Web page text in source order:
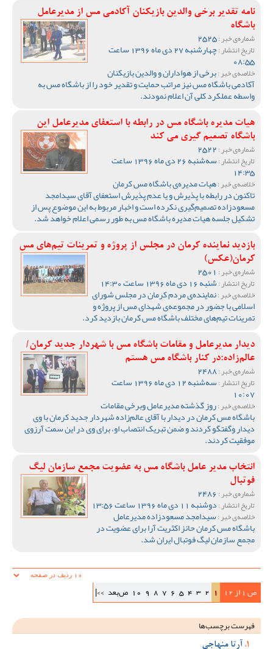
نامه تقدیر برخی والدین بازیکنان آکادمی مس از مدیرعامل
باشگاه
شماره‌ی خبر :
تاریخ انتشار : چهارشنبه 27 دی ماه 1396 ساعت
08:55
خلاصه‌ی خبر :برخی از هواداران و والدین بازیکنان
آکادمی باشگاه مس نیز مراتب حمایت و تقدیر خود را از باشگاه مس به
واسطه عملکرد کلی آن اعلام نمودند.
هیات مدیره باشگاه مس در رابطه با استعفای مدیرعامل این
باشگاه تصمیم گیری می کند
شماره‌ی خبر :
تاریخ انتشار : سه‌شنبه 26 دی ماه 1396 ساعت
14:35
خلاصه‌ی خبر :هیات مدیره‌ی باشگاه مس کرمان
تاکنون در رابطه با پذیرش و یا عدم پذیرش استعفای آقای سیدامجد
مسعودزاده تصمیم‌گیری نکرده است و اخبار مربوط به این موضوع پس از
تشکیل جلسه هیات مدیره باشگاه مس به طور رسمی اعلام خواهد شد.
بازدید نماینده کرمان در مجلس از پروژه و تمرینات تیم‌های مس
کرمان(عکس)
شماره‌ی خبر :
تاریخ انتشار :شنبه 16 دی ماه 1396 ساعت 14:30
خلاصه‌ی خبر :نماینده‌ی مردم کرمان در مجلس شورای
اسلامی با جضور در مجموعه‌ی شهدای مس از پروژه و
تمرینات تیم‌های مختلف باشگاه مس کرمان بازدید کرد.
دیدار مدیرعامل و مقامات باشگاه مس با شهردار جدید کرمان/
عالم‌زاده:در کنار باشگاه مس هستم
شماره‌ی خبر :
تاریخ انتشار : سه‌شنبه 12 دی ماه 1396 ساعت
10:07
خلاصه‌ی خبر :روز گذشته مدیرعامل وبرخی مقامات
باشگاه مس کرمان در دیدار با آقای عالم‌زاده شهردار جدید کرمان با وی
دیدار وگفتگو کردند و ضمن تبریک انتصاب او، برای وی در این سمت آرزوی
موفقیت کردند.
انتخاب مدیر عامل باشگاه مس به عضویت مجمع سازمان لیگ
فوتبال
شماره‌ی خبر :
تاریخ انتشار :دوشنبه 11 دی ماه 1396 ساعت 13:56
خلاصه‌ی خبر :سیدامجد مسعودزاده مدیرعامل
باشگاه مس کرمان حائز اکثریت آرا برای عضویت در
مجمع سازمان لیگ فوتبال ایران شد.
ص 1 از 12 1
2
3
4
5
6
7
8
9
10 ص‌بعد >>|
فهرست برچسب‌ها
آرتا منهاجی